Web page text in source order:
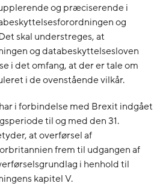
og præciserende i
og
skal understreges, at
og databeskyttelsesloven
i det omfang, at der er tale om
i de ovenstående vilkår.
i forbindelse med Brexit indgået
til og med den 31.
at overførsel af
frem til udgangen af
i henhold til
kapitel V.